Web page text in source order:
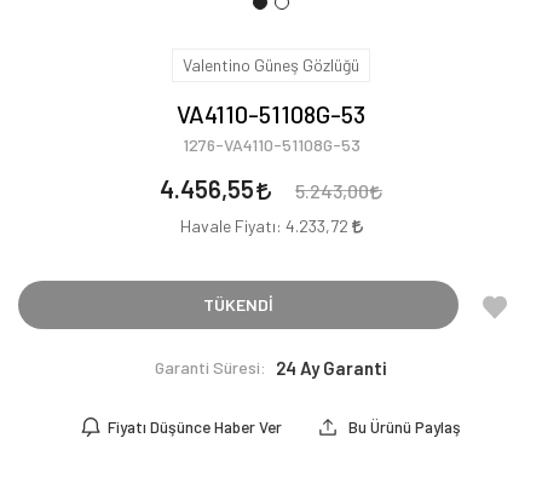
Valentino Güneş Gözlüğü
VA4110-51108G-53
1276-VA4110-51108G-53
4.456,55 5.243,00
Havale Fiyatı: 4.233,72
TÜKENDİ
Garanti Süresi: 24 Ay Garanti
Fiyatı Düşünce Haber Ver Bu Ürünü Paylaş